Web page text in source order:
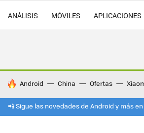
ANÁLISIS MÓVILES APLICACIONES
HOY SE HABLA DE
Android China Ofertas
📲 Sigue las novedades de Android y más